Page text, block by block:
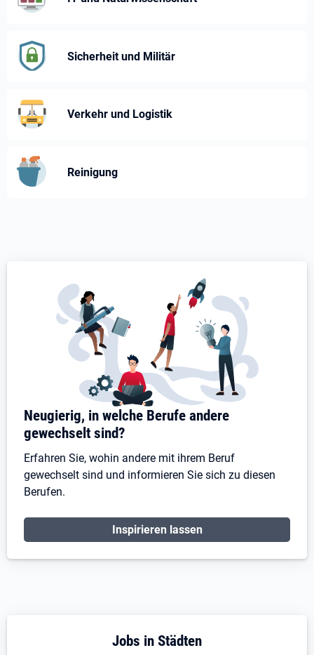
Sicherheit und Militär
Verkehr und Logistik
Reinigung
Neugierig, in welche Berufe andere
gewechselt sind?
Erfahren Sie, wohin andere mit ihrem Beruf
gewechselt sind und informieren Sie sich zu diesen
Berufen.
Inspirieren lassen
Jobs in Städten